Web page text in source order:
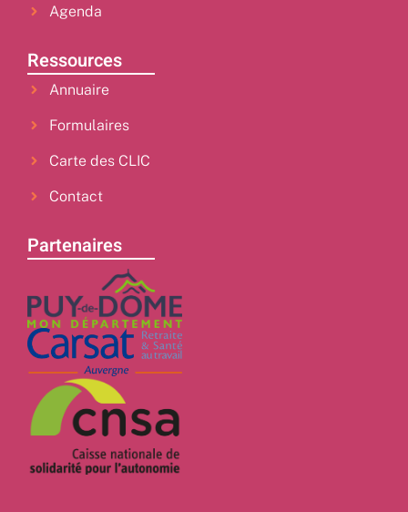
Agenda
Ressources
Annuaire
Formulaires
Carte des CLIC
Contact
Partenaires